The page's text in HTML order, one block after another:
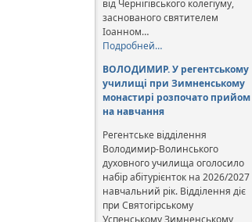
від Чернігівського колегіуму,
заснованого святителем
Іоанном…
Подробней…
ВОЛОДИМИР. У регентському
училищі при Зимненському
монастирі розпочато прийом
на навчання
Регентське відділення
Володимир-Волинського
духовного училища оголосило
набір абітурієнток на 2026/2027
навчальний рік. Відділення діє
при Святогірському
Успенському Зимненському